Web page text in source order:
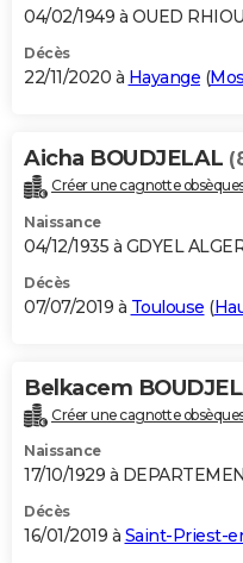
04/02/1949 à OUED
Décès
22/11/2020 à Hayange (
Aicha BOUDJELAL
Créer une cagnotte
Naissance
04/12/1935 à GDYEL
Décès
07/07/2019 à Toulouse (
Belkacem
Créer une cagnotte
Naissance
17/10/1929 à
Décès
16/01/2019 à Saint-Priest-